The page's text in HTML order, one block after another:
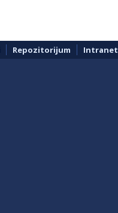
Repozitorijum Intranet